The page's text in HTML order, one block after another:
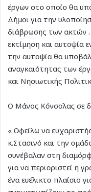
έργων στο οποίο θα
Δήμοι για την
διάβρωσης των ακτών .
εκτίμηση και αυτοψία
την αυτοψία θα
αναγκαιότητας των
και Νησιωτικής
Ο Μάνος Κόνσολας σε
« Οφείλω να
κ.Στασινό και την
συνέβαλαν στη
για να περιοριστεί η
ένα ευέλικτο πλαίσιο